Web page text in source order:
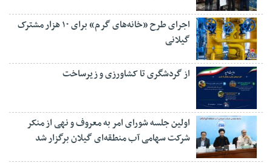
اجرای طرح «خانه‌های گرم» برای ۱۰ هزار مشترک
گیلانی
از گردشگری تا کشاورزی و زیرساخت
اولین جلسه شورای امر به معروف و نهی از منکر
شرکت سهامی آب منطقه‌ای گیلان برگزار شد